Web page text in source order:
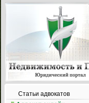
Статьи адвокатов